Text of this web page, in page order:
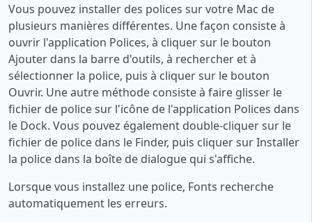
Vous pouvez installer des polices sur votre Mac de
plusieurs manières différentes. Une façon consiste à
ouvrir l'application Polices, à cliquer sur le bouton
Ajouter dans la barre d'outils, à rechercher et à
sélectionner la police, puis à cliquer sur le bouton
Ouvrir. Une autre méthode consiste à faire glisser le
fichier de police sur l'icône de l'application Polices dans
le Dock. Vous pouvez également double-cliquer sur le
fichier de police dans le Finder, puis cliquer sur Installer
la police dans la boîte de dialogue qui s'affiche.
Lorsque vous installez une police, Fonts recherche
automatiquement les erreurs.